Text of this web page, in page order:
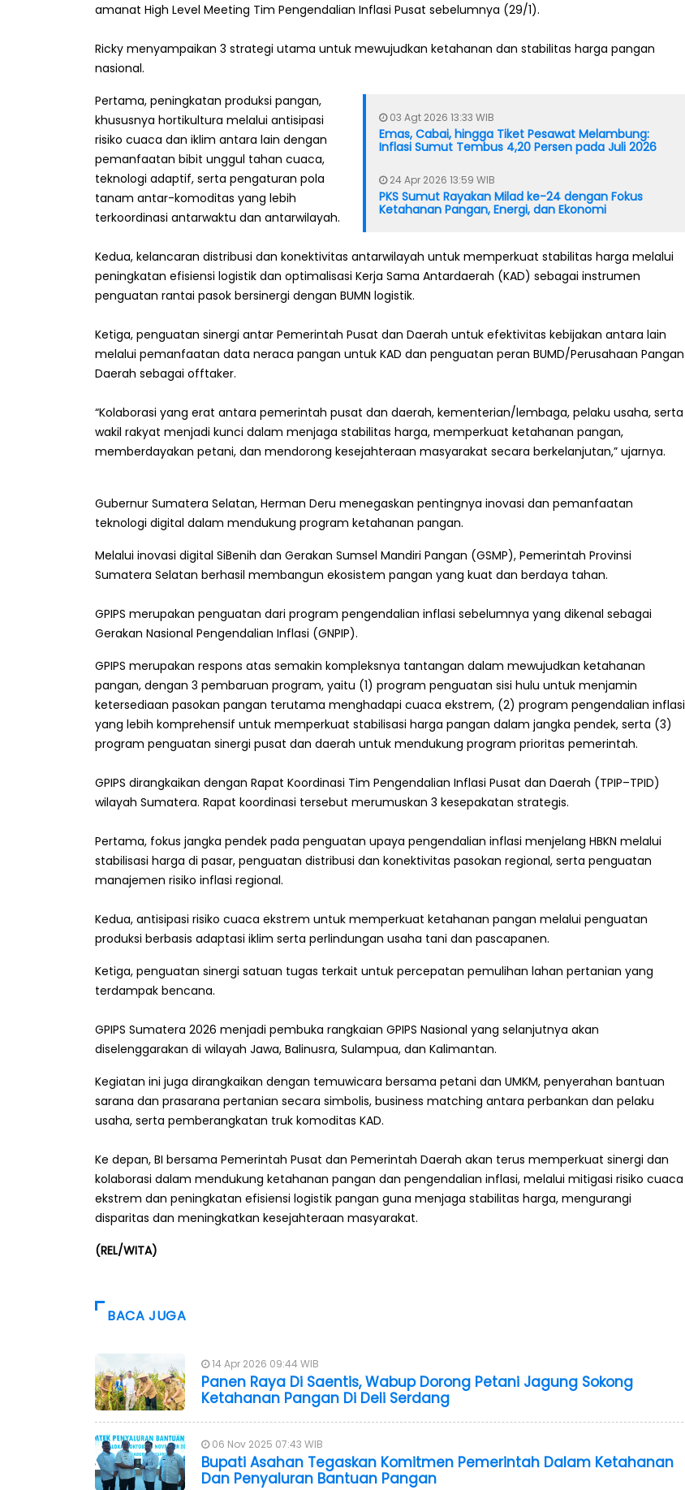
amanat High Level Meeting Tim Pengendalian Inflasi Pusat sebelumnya (29/1).
Ricky menyampaikan 3 strategi utama untuk mewujudkan ketahanan dan stabilitas harga pangan
nasional.
03 Agt 2026 13:33 WIB
Emas, Cabai, hingga Tiket Pesawat Melambung:
Inflasi Sumut Tembus 4,20 Persen pada Juli 2026
24 Apr 2026 13:59 WIB
PKS Sumut Rayakan Milad ke-24 dengan Fokus
Ketahanan Pangan, Energi, dan Ekonomi
Pertama, peningkatan produksi pangan,
khususnya hortikultura melalui antisipasi
risiko cuaca dan iklim antara lain dengan
pemanfaatan bibit unggul tahan cuaca,
teknologi adaptif, serta pengaturan pola
tanam antar-komoditas yang lebih
terkoordinasi antarwaktu dan antarwilayah.
Kedua, kelancaran distribusi dan konektivitas antarwilayah untuk memperkuat stabilitas harga melalui
peningkatan efisiensi logistik dan optimalisasi Kerja Sama Antardaerah (KAD) sebagai instrumen
penguatan rantai pasok bersinergi dengan BUMN logistik.
Ketiga, penguatan sinergi antar Pemerintah Pusat dan Daerah untuk efektivitas kebijakan antara lain
melalui pemanfaatan data neraca pangan untuk KAD dan penguatan peran BUMD/Perusahaan Pangan
Daerah sebagai offtaker.
“Kolaborasi yang erat antara pemerintah pusat dan daerah, kementerian/lembaga, pelaku usaha, serta
wakil rakyat menjadi kunci dalam menjaga stabilitas harga, memperkuat ketahanan pangan,
memberdayakan petani, dan mendorong kesejahteraan masyarakat secara berkelanjutan,” ujarnya.
Gubernur Sumatera Selatan, Herman Deru menegaskan pentingnya inovasi dan pemanfaatan
teknologi digital dalam mendukung program ketahanan pangan.
Melalui inovasi digital SiBenih dan Gerakan Sumsel Mandiri Pangan (GSMP), Pemerintah Provinsi
Sumatera Selatan berhasil membangun ekosistem pangan yang kuat dan berdaya tahan.
GPIPS merupakan penguatan dari program pengendalian inflasi sebelumnya yang dikenal sebagai
Gerakan Nasional Pengendalian Inflasi (GNPIP).
GPIPS merupakan respons atas semakin kompleksnya tantangan dalam mewujudkan ketahanan
pangan, dengan 3 pembaruan program, yaitu (1) program penguatan sisi hulu untuk menjamin
ketersediaan pasokan pangan terutama menghadapi cuaca ekstrem, (2) program pengendalian inflasi
yang lebih komprehensif untuk memperkuat stabilisasi harga pangan dalam jangka pendek, serta (3)
program penguatan sinergi pusat dan daerah untuk mendukung program prioritas pemerintah.
GPIPS dirangkaikan dengan Rapat Koordinasi Tim Pengendalian Inflasi Pusat dan Daerah (TPIP–TPID)
wilayah Sumatera. Rapat koordinasi tersebut merumuskan 3 kesepakatan strategis.
Pertama, fokus jangka pendek pada penguatan upaya pengendalian inflasi menjelang HBKN melalui
stabilisasi harga di pasar, penguatan distribusi dan konektivitas pasokan regional, serta penguatan
manajemen risiko inflasi regional.
Kedua, antisipasi risiko cuaca ekstrem untuk memperkuat ketahanan pangan melalui penguatan
produksi berbasis adaptasi iklim serta perlindungan usaha tani dan pascapanen.
Ketiga, penguatan sinergi satuan tugas terkait untuk percepatan pemulihan lahan pertanian yang
terdampak bencana.
GPIPS Sumatera 2026 menjadi pembuka rangkaian GPIPS Nasional yang selanjutnya akan
diselenggarakan di wilayah Jawa, Balinusra, Sulampua, dan Kalimantan.
Kegiatan ini juga dirangkaikan dengan temuwicara bersama petani dan UMKM, penyerahan bantuan
sarana dan prasarana pertanian secara simbolis, business matching antara perbankan dan pelaku
usaha, serta pemberangkatan truk komoditas KAD.
Ke depan, BI bersama Pemerintah Pusat dan Pemerintah Daerah akan terus memperkuat sinergi dan
kolaborasi dalam mendukung ketahanan pangan dan pengendalian inflasi, melalui mitigasi risiko cuaca
ekstrem dan peningkatan efisiensi logistik pangan guna menjaga stabilitas harga, mengurangi
disparitas dan meningkatkan kesejahteraan masyarakat.
(REL/WITA)
BACA JUGA
14 Apr 2026 09:44 WIB
Panen Raya Di Saentis, Wabup Dorong Petani Jagung Sokong
Ketahanan Pangan Di Deli Serdang
06 Nov 2025 07:43 WIB
Bupati Asahan Tegaskan Komitmen Pemerintah Dalam Ketahanan
Dan Penyaluran Bantuan Pangan